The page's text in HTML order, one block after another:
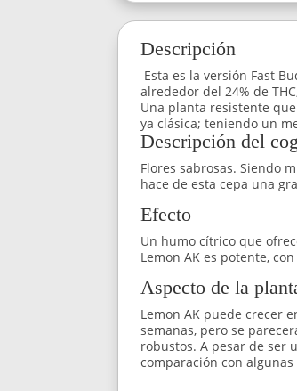
Descripción
Esta es la versión Fast
alrededor del 24% de
Una planta resistente
ya clásica; teniendo un
Descripción del
Flores sabrosas. Siendo
hace de esta cepa una
Efecto
Un humo cítrico que
Lemon AK es potente,
Aspecto de la
Lemon AK puede crecer
semanas, pero se
robustos. A pesar de ser
comparación con